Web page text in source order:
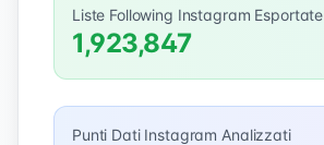
Liste Following Instagram Esportate
1,923,847
Punti Dati Instagram Analizzati